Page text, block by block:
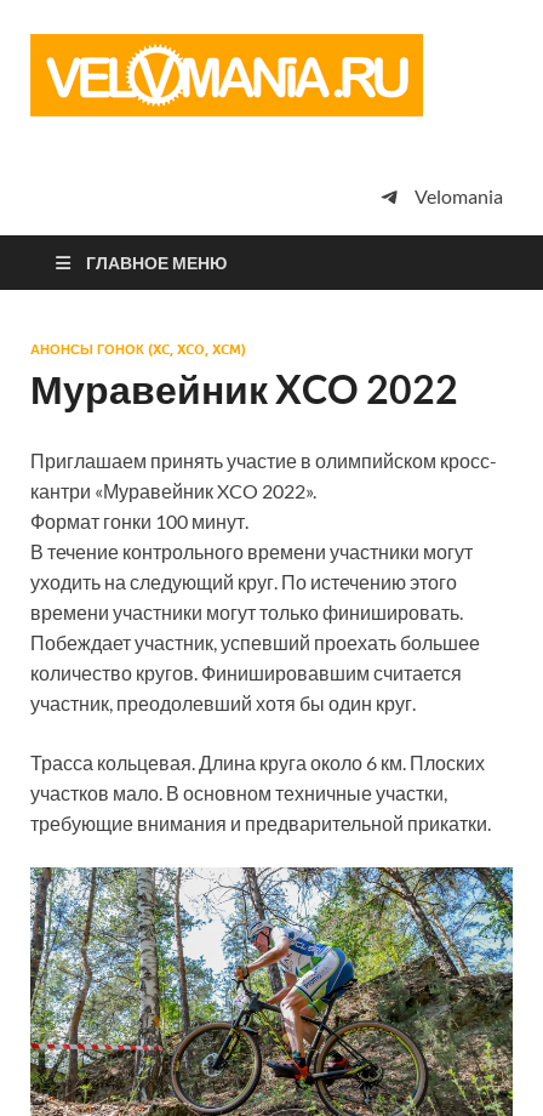
просто
Velomania
ГЛАВНОЕ МЕНЮ
АНОНСЫ ГОНОК (XC, XCO, XCM)
Муравейник XCO 2022
Приглашаем принять участие в олимпийском кросс-
кантри «Муравейник XCO 2022».
Формат гонки 100 минут.
В течение контрольного времени участники могут
уходить на следующий круг. По истечению этого
времени участники могут только финишировать.
Побеждает участник, успевший проехать большее
количество кругов. Финишировавшим считается
участник, преодолевший хотя бы один круг.
Трасса кольцевая. Длина круга около 6 км. Плоских
участков мало. В основном техничные участки,
требующие внимания и предварительной прикатки.